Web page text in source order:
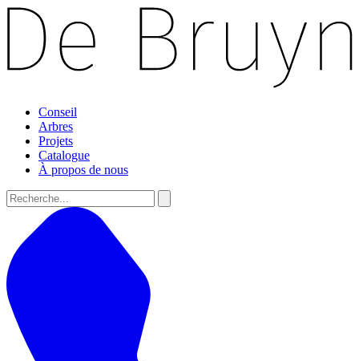
Conseil
Arbres
Projets
Catalogue
À propos de nous